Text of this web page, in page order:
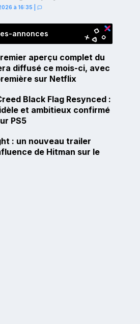
ci, avec une avant-
à 16:35
annonces
aperçu complet du
diffusé ce mois-ci, avec
sur Netflix
Black Flag Resynced :
et ambitieux confirmé
PS5
: un nouveau trailer
de Hitman sur le